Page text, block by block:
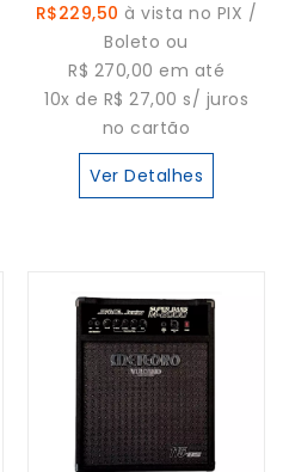
R$229,50 à vista no PIX /
Boleto ou
R$ 270,00 em até
10x de R$ 27,00 s/ juros
no cartão
Ver Detalhes